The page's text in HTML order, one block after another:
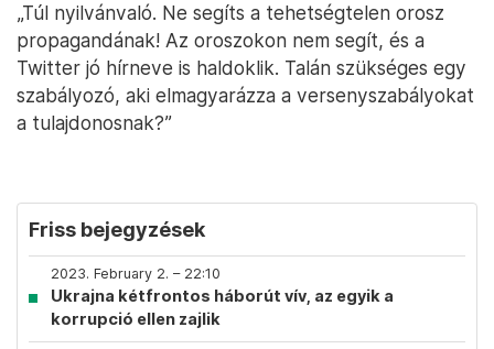
„Túl nyilvánvaló. Ne segíts a tehetségtelen orosz
propagandának! Az oroszokon nem segít, és a
Twitter jó hírneve is haldoklik. Talán szükséges egy
szabályozó, aki elmagyarázza a versenyszabályokat
a tulajdonosnak?”
Friss bejegyzések
2023. February 2. – 22:10
Ukrajna kétfrontos háborút vív, az egyik a
korrupció ellen zajlik